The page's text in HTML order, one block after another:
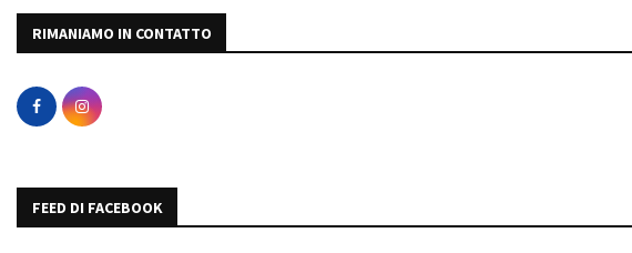
RIMANIAMO IN CONTATTO
FEED DI FACEBOOK